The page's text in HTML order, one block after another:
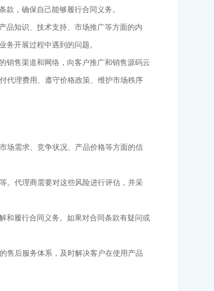
，确保自己能够履行合同义务。
品知识、技术支持、市场推广等方面的内
务开展过程中遇到的问题。
销售渠道和网络，向客户推广和销售源码云
代理费用、遵守价格政策、维护市场秩序
场需求、竞争状况、产品价格等方面的信
。代理商需要对这些风险进行评估，并采
和履行合同义务。如果对合同条款有疑问或
售后服务体系，及时解决客户在使用产品